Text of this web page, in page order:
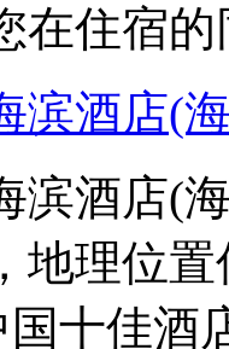
在住宿
滨酒店(
滨酒店(
地理位
十佳酒